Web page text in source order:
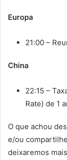
Europa
21:00 –
China
22:15 –
Rate) de 1
O que achou
e/ou
deixaremos